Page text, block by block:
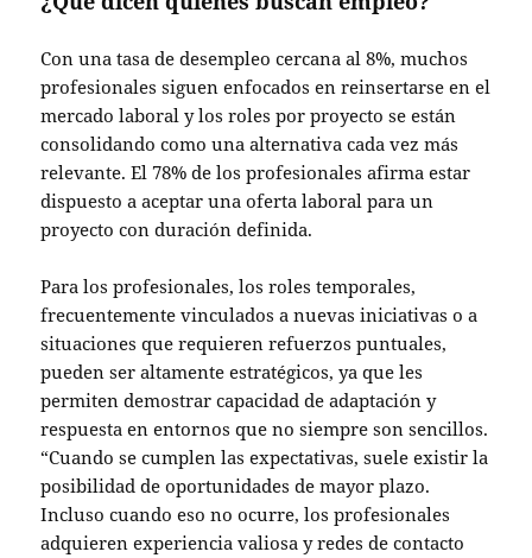
Con una tasa de desempleo cercana al 8%, muchos
profesionales siguen enfocados en reinsertarse en el
mercado laboral y los roles por proyecto se están
consolidando como una alternativa cada vez más
relevante. El 78% de los profesionales afirma estar
dispuesto a aceptar una oferta laboral para un
proyecto con duración definida.
Para los profesionales, los roles temporales,
frecuentemente vinculados a nuevas iniciativas o a
situaciones que requieren refuerzos puntuales,
pueden ser altamente estratégicos, ya que les
permiten demostrar capacidad de adaptación y
respuesta en entornos que no siempre son sencillos.
“Cuando se cumplen las expectativas, suele existir la
posibilidad de oportunidades de mayor plazo.
Incluso cuando eso no ocurre, los profesionales
adquieren experiencia valiosa y redes de contacto